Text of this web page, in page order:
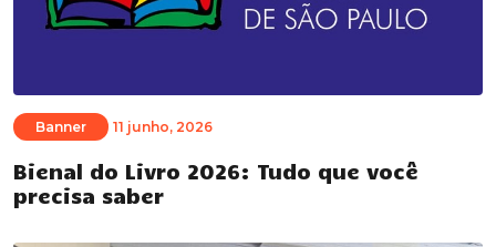
Banner 11 junho, 2026
Bienal do Livro 2026: Tudo que você
precisa saber